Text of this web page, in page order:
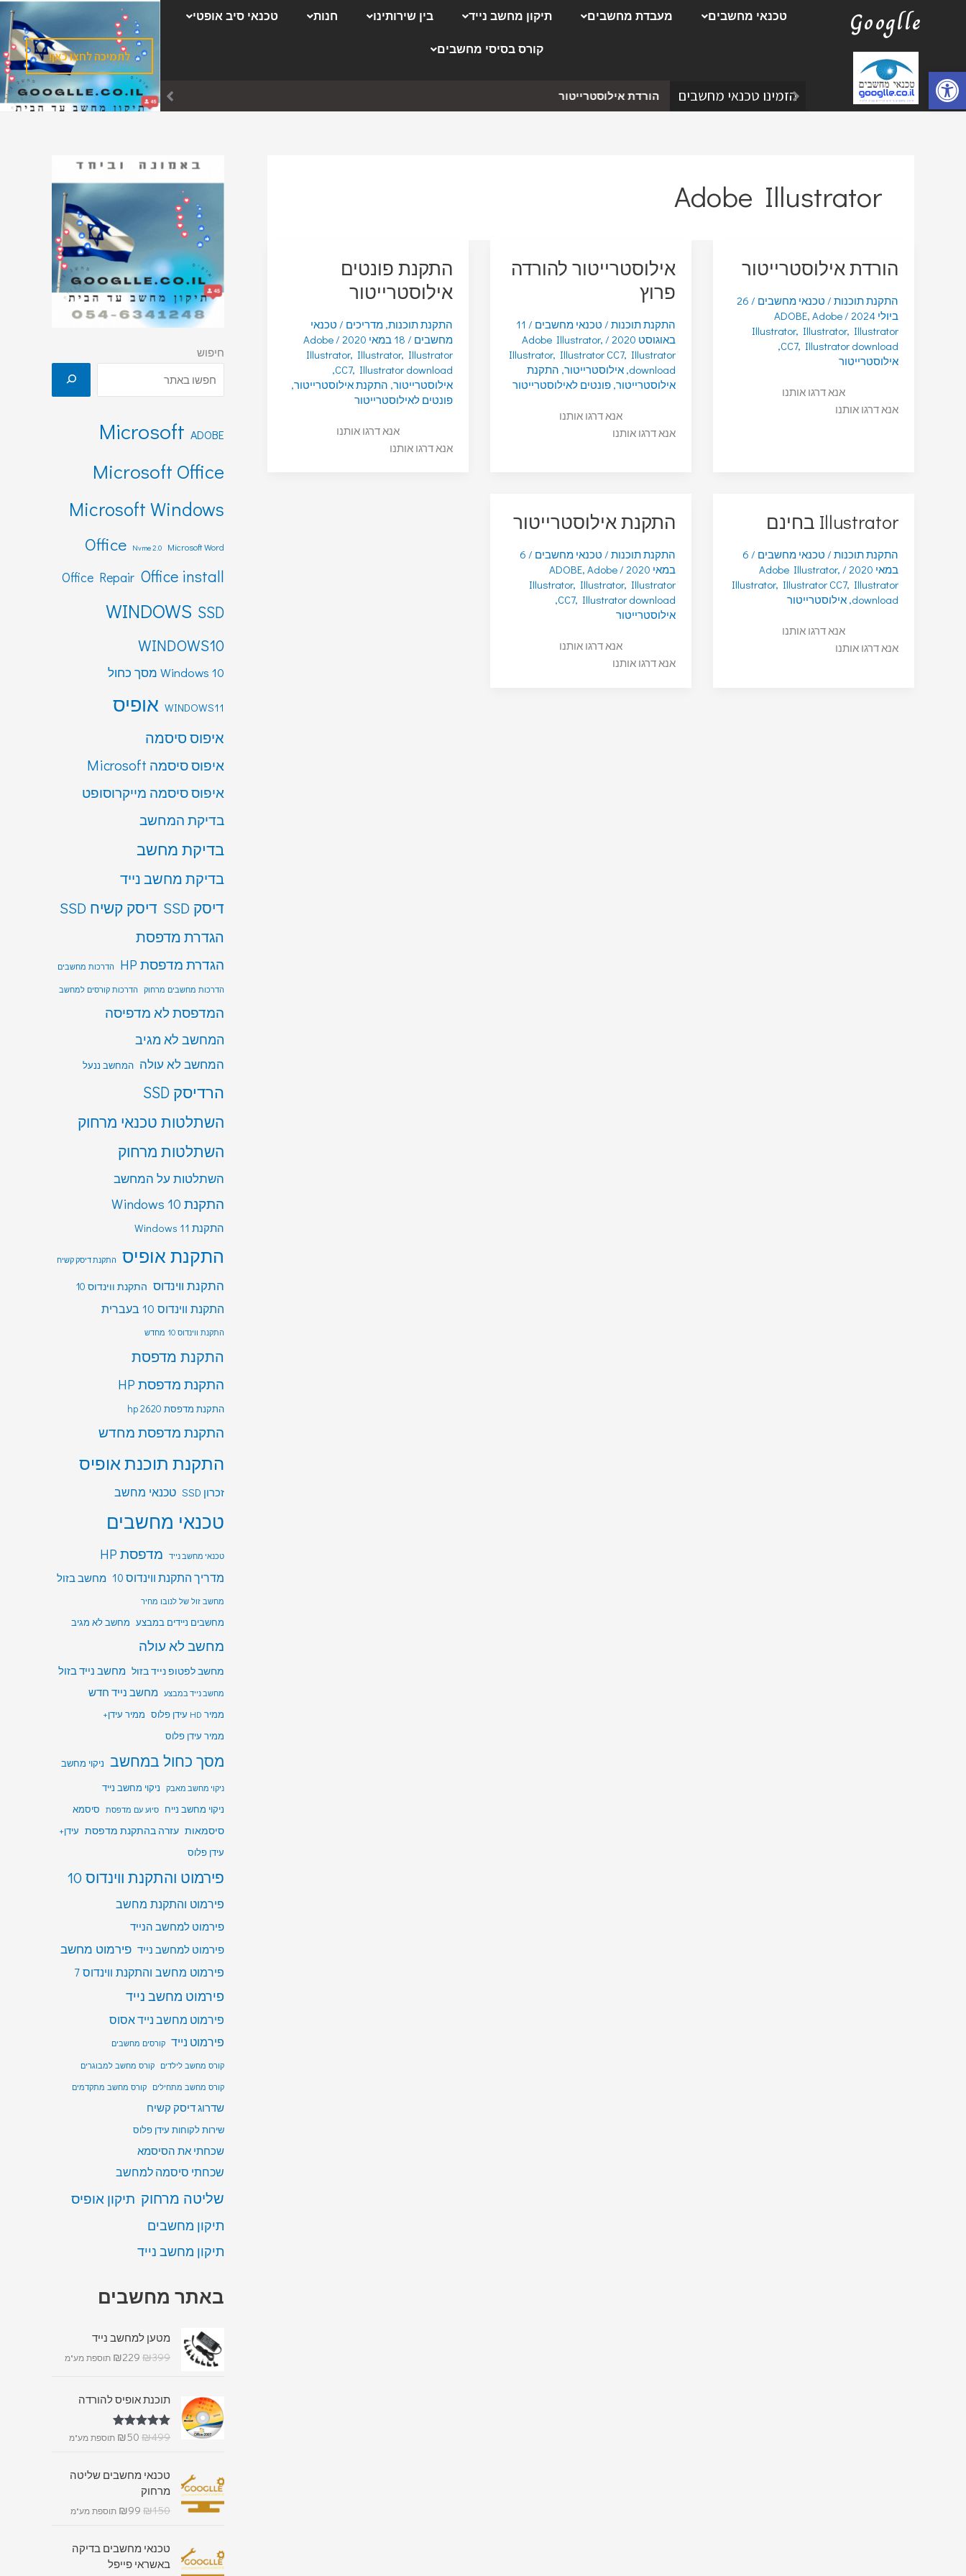
פתח סרגל נגישות
Googlle טכנאי מחשבים מעבדת מחשבים תיקון מחשב נייד בין שירותינו חנות טכנאי סיב אופטי
קורס בסיסי מחשבים
הזמינו טכנאי מחשבים הורדת אילוסטרייטור
לתמיכה לחצו כאן!
Adobe Illustrator
הורדת אילוסטרייטור
התקנת תוכנות / טכנאי מחשבים /
26
ביולי 2024
/
ADOBE, Adobe
Illustrator, Illustrator, Illustrator
CC7, Illustrator download
,
אילוסטרייטור
אנא דרגו אותנו
אנא דרגו אותנו
אילוסטרייטור להורדה
פרוץ
התקנת תוכנות / טכנאי מחשבים /
11
באוגוסט 2020
/
Adobe Illustrator,
Illustrator, Illustrator CC7, Illustrator
download
,אילוסטרייטור, התקנת
אילוסטרייטור,פונטים לאילוסטרייטור
אנא דרגו אותנו
אנא דרגו אותנו
התקנת פונטים
אילוסטרייטור
התקנת תוכנות,מדריכים / טכנאי
מחשבים / 18 במאי 2020 /
Adobe
Illustrator, Illustrator, Illustrator
CC7, Illustrator download
,
אילוסטרייטור, התקנת אילוסטרייטור,
פונטים לאילוסטרייטור
אנא דרגו אותנו
אנא דרגו אותנו
Illustrator בחינם
התקנת תוכנות / טכנאי מחשבים /
6
במאי 2020
/
Adobe Illustrator,
Illustrator, Illustrator CC7, Illustrator
download
,אילוסטרייטור
אנא דרגו אותנו
אנא דרגו אותנו
התקנת אילוסטרייטור
התקנת תוכנות / טכנאי מחשבים /
6
במאי 2020
/
ADOBE, Adobe
Illustrator, Illustrator, Illustrator
CC7, Illustrator download
,
אילוסטרייטור
אנא דרגו אותנו
אנא דרגו אותנו
חיפוש
ADOBE
Microsoft
Microsoft Office
Microsoft Windows
Microsoft Word
Nvme 2.0
Office
Office install
Office Repair
SSD
WINDOWS
WINDOWS10
Windows 10 מסך כחול
WINDOWS11 אופיס
איפוס סיסמה
איפוס סיסמה Microsoft
איפוס סיסמה מייקרוסופט
בדיקת המחשב
בדיקת מחשב
בדיקת מחשב נייד
דיסק SSD דיסק קשיח SSD
הגדרת מדפסת
הגדרת מדפסת HP הדרכות מחשבים
הדרכות מחשבים מרחוק הדרכות קורסים למחשב
המדפסת לא מדפיסה
המחשב לא מגיב
המחשב לא עולה המחשב ננעל
הרדיסק SSD
השתלטות טכנאי מרחוק
השתלטות מרחוק
השתלטות על המחשב
התקנת Windows 10
התקנת Windows 11
התקנת אופיס התקנת דיסק קשיח
התקנת ווינדוס התקנת ווינדוס 10
התקנת ווינדוס 10 בעברית
התקנת ווינדוס 10 מחדש
התקנת מדפסת
התקנת מדפסת HP
התקנת מדפסת hp 2620
התקנת מדפסת מחדש
התקנת תוכנת אופיס
זכרון SSD טכנאי מחשב
טכנאי מחשבים
טכנאי מחשב נייד מדפסת HP
מדריך התקנת ווינדוס 10 מחשב בזול
מחשב זול של לנובו מחיר
מחשבים ניידים במבצע מחשב לא מגיב
מחשב לא עולה
מחשב לפטופ נייד בזול מחשב נייד בזול
מחשב נייד במבצע מחשב נייד חדש
ממיר HD עידן פלוס
ממיר עידן+
ממיר עידן פלוס
מסך כחול במחשב ניקוי מחשב
ניקוי מחשב מאבק
ניקוי מחשב נייד
ניקוי מחשב נייח סיוע עם מדפסת סיסמא
סיסמאות עזרה בהתקנת מדפסת עידן+
עידן פלוס
פירמוט והתקנת ווינדוס 10
פירמוט והתקנת מחשב
פירמוט למחשב הנייד
פירמוט למחשב נייד פירמוט מחשב
פירמוט מחשב והתקנת ווינדוס 7
פירמוט מחשב נייד
פירמוט מחשב נייד אסוס
פירמוט נייד קורסים מחשבים
קורס מחשב לילדים קורס מחשב למבוגרים
קורס מחשב מתחילים קורס מחשב מתקדמים
שדרוג דיסק קשיח
שירות לקוחות עידן פלוס
שכחתי את הסיסמא
שכחתי סיסמה למחשב
שליטה מרחוק תיקון אופיס
תיקון מחשבים
תיקון מחשב נייד
באתר מחשבים
מטען למחשב נייד
₪399
₪229 תוספת מע"מ
תוכנת אופיס להורדה
דורג5.00
₪499
₪50 תוספת מע"מ
טכנאי מחשבים שליטה
מרחוק
₪150
₪99 תוספת מע"מ
טכנאי מחשבים בדיקה
באשראי פייפל
ק